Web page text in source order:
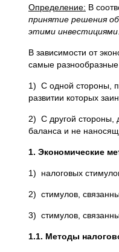
Определение: В
принятие решения
этими инвестициями
В зависимости от
самые
1) С одной стороны,
развитии которых
2) С другой стороны,
баланса и не
1. Экономические
1) налоговых
2) стимулов,
3) стимулов,
1.1. Методы